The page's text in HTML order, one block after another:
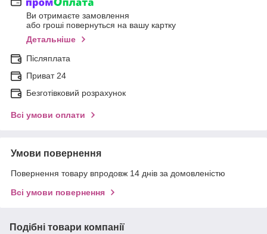
Ви отримаєте замовлення
або гроші повернуться на вашу картку
Детальніше
Післяплата
Приват 24
Безготівковий розрахунок
Всі умови оплати
Умови повернення
Повернення товару впродовж 14 днів за домовленістю
Всі умови повернення
Подібні товари компанії